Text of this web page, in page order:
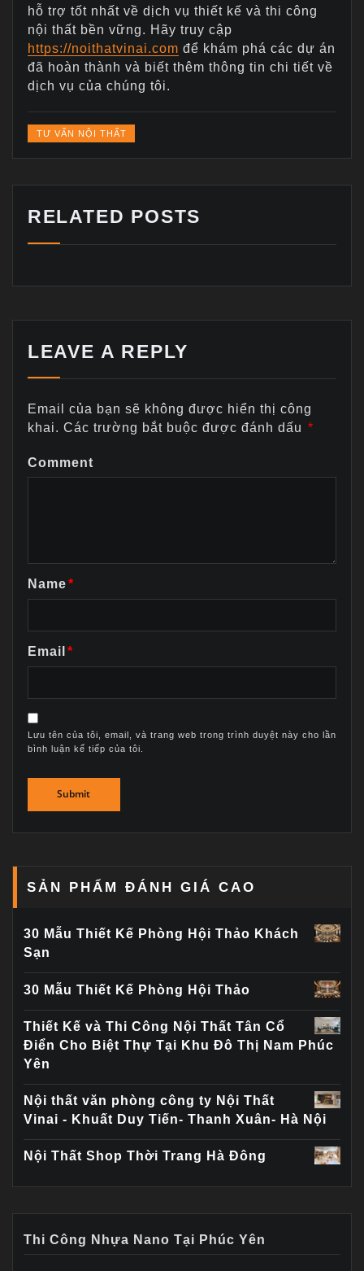
hỗ trợ tốt nhất về dịch vụ thiết kế và thi công
nội thất bền vững. Hãy truy cập
https://noithatvinai.com để khám phá các dự án
đã hoàn thành và biết thêm thông tin chi tiết về
dịch vụ của chúng tôi.
TƯ VẤN NỘI THẤT
RELATED POSTS
LEAVE A REPLY
Email của bạn sẽ không được hiển thị công
khai. Các trường bắt buộc được đánh dấu *
Comment
Name*
Email *
Lưu tên của tôi, email, và trang web trong trình duyệt này cho lần
bình luận kế tiếp của tôi.
SẢN PHẨM ĐÁNH GIÁ CAO
30 Mẫu Thiết Kế Phòng Hội Thảo Khách
Sạn
30 Mẫu Thiết Kế Phòng Hội Thảo
Thiết Kế và Thi Công Nội Thất Tân Cổ
Điển Cho Biệt Thự Tại Khu Đô Thị Nam Phúc
Yên
Nội thất văn phòng công ty Nội Thất
Vinai - Khuất Duy Tiến- Thanh Xuân- Hà Nội
Nội Thất Shop Thời Trang Hà Đông
Thi Công Nhựa Nano Tại Phúc Yên